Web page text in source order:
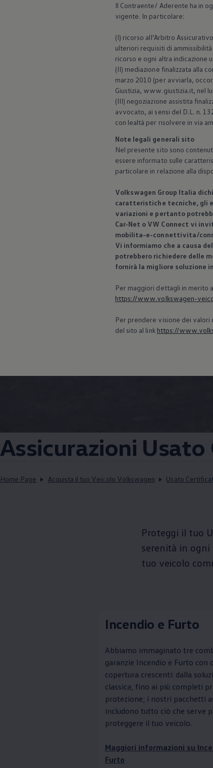
Assicurazioni
Home Page Acquista il tuo Veicolo Volkswagen Usato
Proteggi il tuo
serenità in ogni
tuo veicolo
Incendio e Furto
Abbiamo immaginato tre
garanzie Incendio e Furto con
copertura crescenti: dalla
classica, fino ai più completi
protezione; i nostri pacchetti
includono tutto ciò che serve
proteggere il tuo veicolo.
Maggiori informazioni su
Furto
Il Contraente/ Aderente ha in
vigente. In particolare:
(I) ricorso all’Arbitro
ulteriori requisiti di
ricorso e ogni altra indicazione
(II) mediazione finalizzata alla
marzo 2010 (per avviarla,
Giustizia, www.giustizia.it, nel
(III) negoziazione assistita
avvocato, ai sensi del D.L. n.
con lealtà per risolvere in via
Note legali generali sito
Nel presente sito sono
essere informato sulle
particolare in relazione alla
Volkswagen Group Italia
caratteristiche tecniche, gli
variazioni e pertanto
Car-Net o VW Connect vi
mobilita-e-connettivita/
Vi informiamo che a causa
potrebbero richiedere delle
fornirà la migliore soluzione
Per maggiori dettagli in merito
https://www.volkswagen-
Per prendere visione dei valori
del sito al link https://